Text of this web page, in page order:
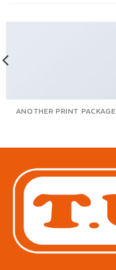
ANOTHER PRINT PACKAGE